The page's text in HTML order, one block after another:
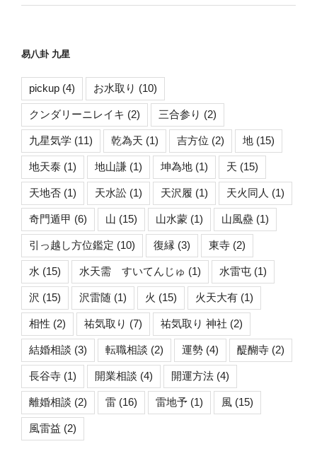
易八卦 九星
pickup (4) お水取り (10)
クンダリーニレイキ (2) 三合参り (2)
九星気学 (11) 乾為天 (1) 吉方位 (2) 地 (15)
地天泰 (1) 地山謙 (1) 坤為地 (1) 天 (15)
天地否 (1) 天水訟 (1) 天沢履 (1) 天火同人 (1)
奇門遁甲 (6) 山 (15) 山水蒙 (1) 山風蠱 (1)
引っ越し方位鑑定 (10) 復縁 (3) 東寺 (2)
水 (15) 水天需 すいてんじゅ (1) 水雷屯 (1)
沢 (15) 沢雷随 (1) 火 (15) 火天大有 (1)
相性 (2) 祐気取り (7) 祐気取り 神社 (2)
結婚相談 (3) 転職相談 (2) 運勢 (4) 醍醐寺 (2)
長谷寺 (1) 開業相談 (4) 開運方法 (4)
離婚相談 (2) 雷 (16) 雷地予 (1) 風 (15)
風雷益 (2)